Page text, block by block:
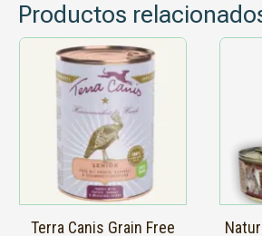
Productos
Terra Canis Grain Free
Este
elegir
en